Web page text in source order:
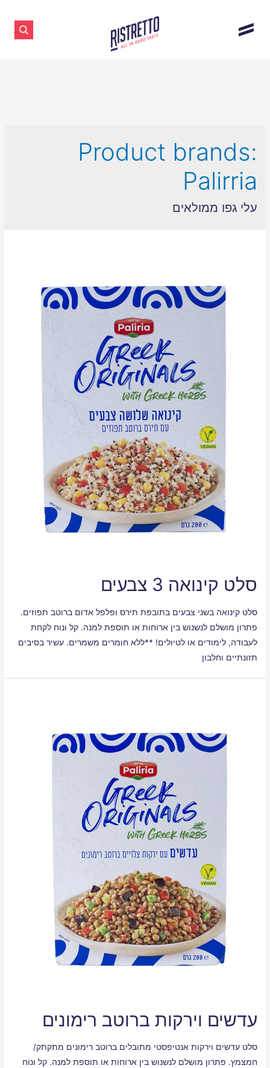
Product brands:
Palirria
עלי גפו ממולאים
סלט קינואה 3 צבעים
סלט קינואה בשני צבעים בתובפת תירס ופלפל אדום ברוטב תפוזים.
פתרון מושלם לנשנוש בין ארוחות או תוספת למנה. קל ונוח לקחת
לעבודה, לימודים או לטיולים! **ללא חומרים משמרים. עשיר בסיבים
תזונתיים וחלבון
עדשים וירקות ברוטב רימונים
סלט עדשים וירקות אנטיפסטי מתובלים ברוטב רימונים מתקתק/
חמצמץ. פתרון מושלם לנשנוש בין ארוחות או תוספת למנה. קל ונוח